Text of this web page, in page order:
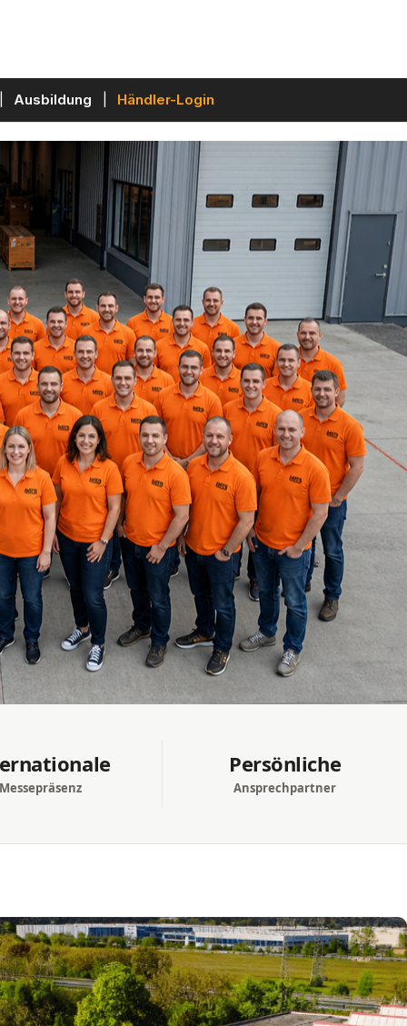
Ausbildung Händler-Login
Persönliche
Ansprechpartner